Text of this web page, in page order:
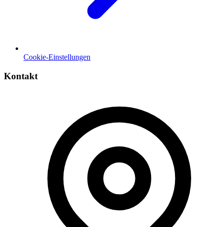
Cookie-Einstellungen
Kontakt